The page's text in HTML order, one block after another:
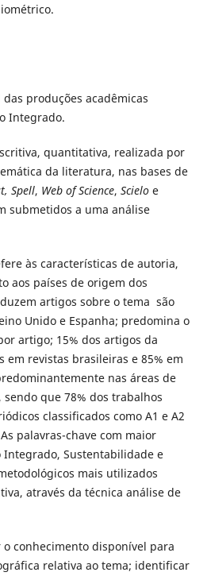
produções acadêmicas
Integrado.
quantitativa, realizada por
da literatura, nas bases de
Spell, Web of Science, Scielo e
submetidos a uma análise
às características de autoria,
aos países de origem dos
artigos sobre o tema são
Unido e Espanha; predomina o
artigo; 15% dos artigos da
em revistas brasileiras e 85% em
nas áreas de
que 78% dos trabalhos
classificados como A1 e A2
palavras-chave com maior
Sustentabilidade e
mais utilizados
através da técnica análise de
conhecimento disponível para
relativa ao tema; identificar